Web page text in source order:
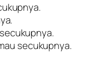
secukupnya.